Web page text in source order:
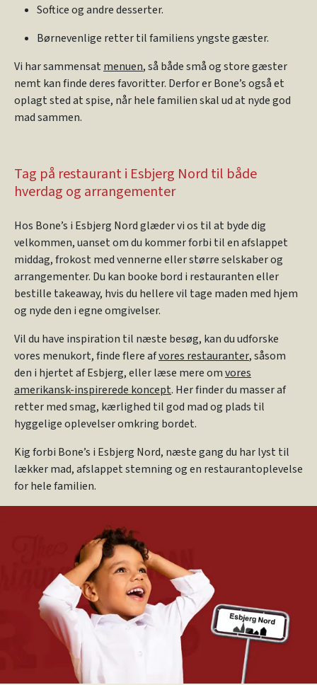
Softice og andre desserter.
Børnevenlige retter til familiens yngste gæster.
Vi har sammensat menuen, så både små og store gæster
nemt kan finde deres favoritter. Derfor er Bone’s også et
oplagt sted at spise, når hele familien skal ud at nyde god
mad sammen.
Tag på restaurant i Esbjerg Nord til både
hverdag og arrangementer
Hos Bone’s i Esbjerg Nord glæder vi os til at byde dig
velkommen, uanset om du kommer forbi til en afslappet
middag, frokost med vennerne eller større selskaber og
arrangementer. Du kan booke bord i restauranten eller
bestille takeaway, hvis du hellere vil tage maden med hjem
og nyde den i egne omgivelser.
Vil du have inspiration til næste besøg, kan du udforske
vores menukort, finde flere afvores restauranter, såsom
den i hjertet af Esbjerg, eller læse mere omvores
amerikansk-inspirerede koncept. Her finder du masser af
retter med smag, kærlighed til god mad og plads til
hyggelige oplevelser omkring bordet.
Kig forbi Bone’s i Esbjerg Nord, næste gang du har lyst til
lækker mad, afslappet stemning og en restaurantoplevelse
for hele familien.